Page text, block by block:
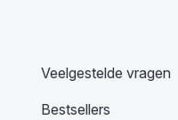
Veelgestelde vragen
Bestsellers